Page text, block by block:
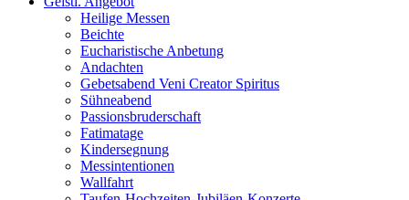
Heilige Messen
Beichte
Eucharistische Anbetung
Andachten
Gebetsabend Veni Creator Spiritus
Sühneabend
Passionsbruderschaft
Fatimatage
Kindersegnung
Messintentionen
Wallfahrt